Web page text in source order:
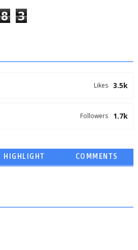
8 3
3.5k
Likes
1.7k
Followers
HIGHLIGHT COMMENTS